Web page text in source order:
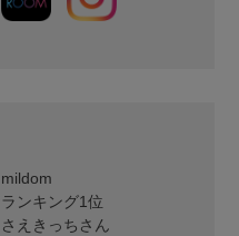
mildom
ランキング1位
さえきっちさん